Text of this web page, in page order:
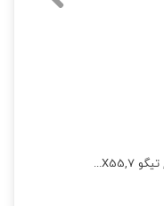
بلبرینگ چرخ جلو X33, 315, X22, تیگو 7,X55,X55 پرو,فونیکس (FX),X22پرو